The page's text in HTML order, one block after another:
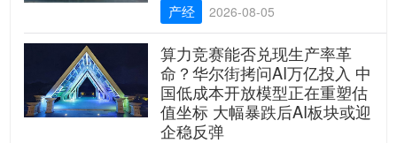
产经 2026-08-05
算力竞赛能否兑现生产率革
命？华尔街拷问AI万亿投入 中
国低成本开放模型正在重塑估
值坐标 大幅暴跌后AI板块或迎
企稳反弹